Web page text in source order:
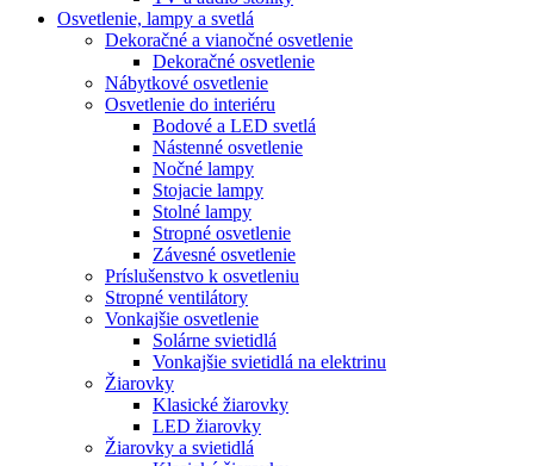
Osvetlenie, lampy a svetlá
Dekoračné a vianočné osvetlenie
Dekoračné osvetlenie
Nábytkové osvetlenie
Osvetlenie do interiéru
Bodové a LED svetlá
Nástenné osvetlenie
Nočné lampy
Stojacie lampy
Stolné lampy
Stropné osvetlenie
Závesné osvetlenie
Príslušenstvo k osvetleniu
Stropné ventilátory
Vonkajšie osvetlenie
Solárne svietidlá
Vonkajšie svietidlá na elektrinu
Žiarovky
Klasické žiarovky
LED žiarovky
Žiarovky a svietidlá